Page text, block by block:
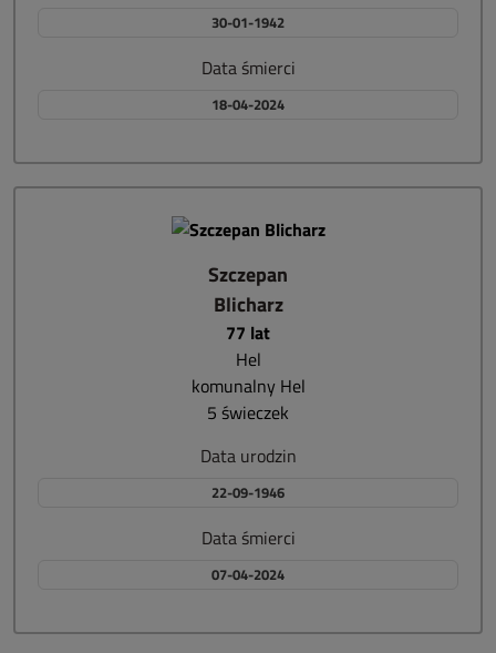
30-01-1942
Data śmierci
18-04-2024
Szczepan
Blicharz
77 lat
Hel
komunalny Hel
5 świeczek
Data urodzin
22-09-1946
Data śmierci
07-04-2024